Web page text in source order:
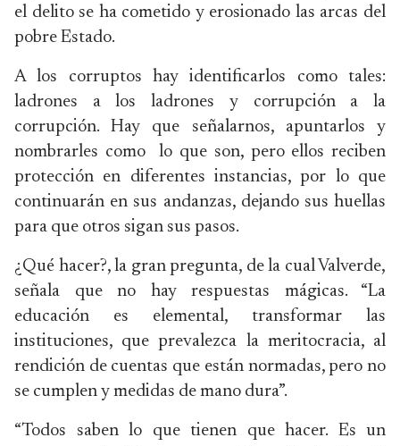
el delito se ha cometido y erosionado las arcas del
pobre Estado.
A los corruptos hay identificarlos como tales:
ladrones a los ladrones y corrupción a la
corrupción. Hay que señalarnos, apuntarlos y
nombrarles como lo que son, pero ellos reciben
protección en diferentes instancias, por lo que
continuarán en sus andanzas, dejando sus huellas
para que otros sigan sus pasos.
¿Qué hacer?, la gran pregunta, de la cual Valverde,
señala que no hay respuestas mágicas. “La
educación es elemental, transformar las
instituciones, que prevalezca la meritocracia, al
rendición de cuentas que están normadas, pero no
se cumplen y medidas de mano dura”.
“Todos saben lo que tienen que hacer. Es un